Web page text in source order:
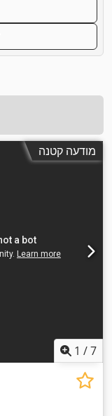
מודעה קטנה
1 /7